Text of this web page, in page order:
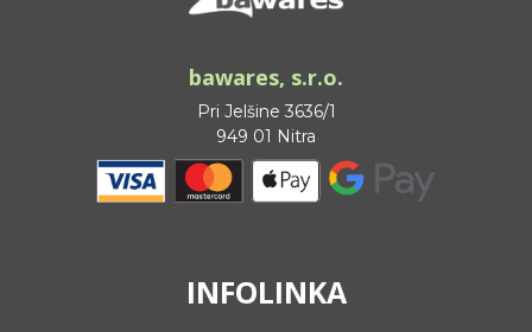
bawares, s.r.o.
Pri Jelšine 3636/1
949 01 Nitra
INFOLINKA